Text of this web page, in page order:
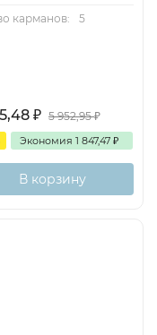
карманов:
5
₽ 5 952,95₽
Экономия 1 847,47 ₽
В корзину